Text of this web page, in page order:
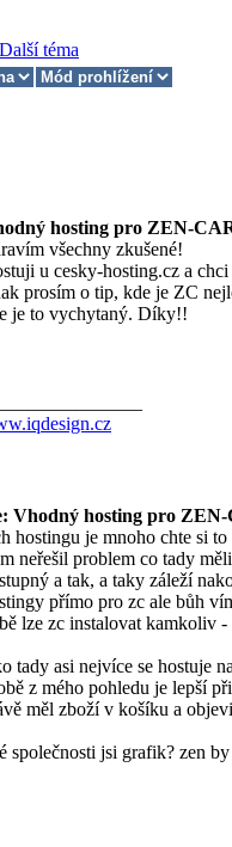
Další téma
hosting pro ZEN-
všechny zkušené!
u cesky-hosting.cz a
prosím o tip, kde je ZC
je to vychytaný. Díky!!
Vhodný hosting pro
hostingu je mnoho chte si
neřešil problem co tady
a tak, a taky záleží
přímo pro zc ale bůh
lze zc instalovat kamkoliv
tady asi nejvíce se hostuje
z mého pohledu je lepší
měl zboží v košíku a
společnosti jsi grafik? zen